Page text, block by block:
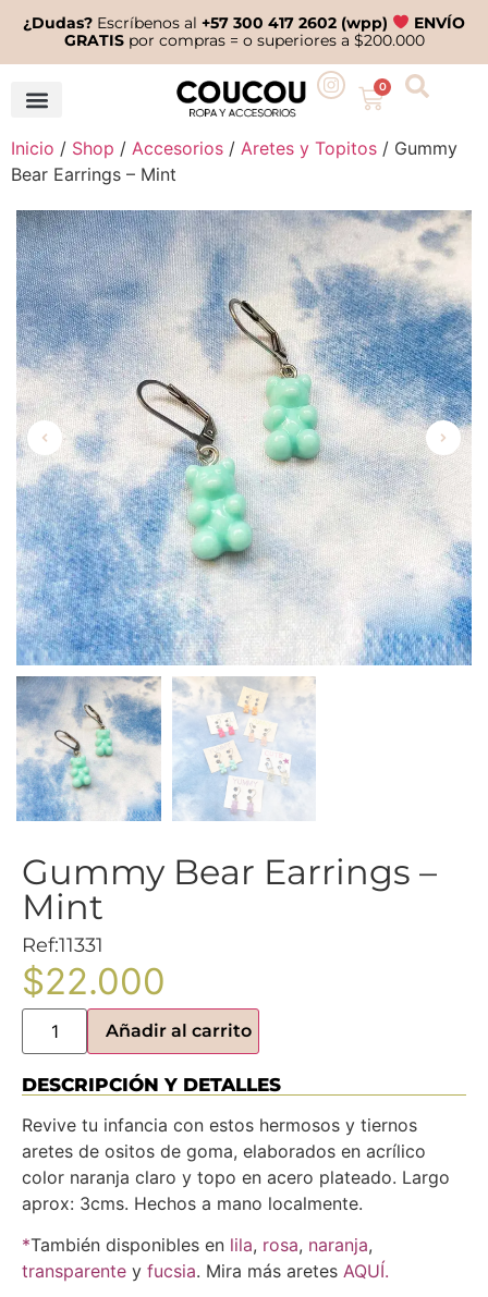
¿Dudas? Escríbenos al+57 300 417 2602 (wpp)
ENVÍO
GRATISpor compras = o superiores a $200.000
0
Inicio / Shop / Accesorios / Aretes y Topitos / Gummy
Bear Earrings – Mint
Gummy Bear Earrings –
Mint
Ref:11331
$22.000
Añadir al carrito
DESCRIPCIÓN Y DETALLES
Revive tu infancia con estos hermosos y tiernos
aretes de ositos de goma, elaborados en acrílico
color naranja claro y topo en acero plateado. Largo
aprox: 3cms. Hechos a mano localmente.
*También disponibles en lila, rosa, naranja,
transparente y fucsia. Mira más aretes AQUÍ.